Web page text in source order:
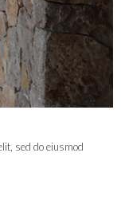
sed do eiusmod